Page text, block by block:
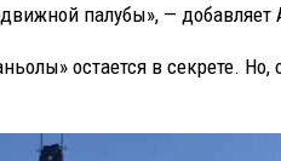
палубы», — добавляет
остается в секрете.